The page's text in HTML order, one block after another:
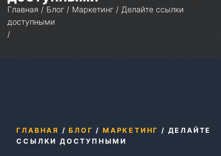
Главная / Блог / Маркетинг / Делайте ссылки
доступными
/
ГЛАВНАЯ /БЛОГ /МАРКЕТИНГ / ДЕЛАЙТЕ
ССЫЛКИ ДОСТУПНЫМИ